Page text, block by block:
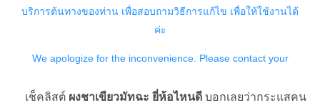
เช็คลิสต์ ผงชาเขียวมัทฉะ ยี่ห้อไหนดี บอกเลยว่ากระแสคน